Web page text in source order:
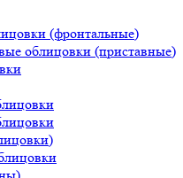
(фронтальные)
облицовки (приставные)